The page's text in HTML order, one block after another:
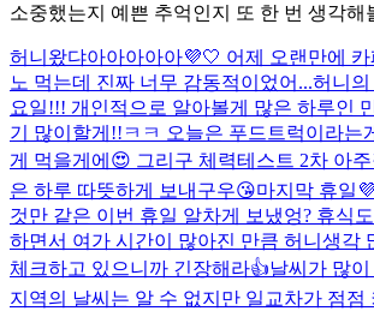
소중했는지 예쁜 추억인지 또 한 번 생각해
허니왔댜아아아아아💜🤍 어제 오랜만에
노 먹는데 진짜 너무 감동적이었어...허니의
요일!!! 개인적으로 알아볼게 많은 하루인
기 많이할게!!ㅋㅋ 오늘은 푸드트럭이라는
게 먹을게에😍 그리구 체력테스트 2차 아
은 하루 따뜻하게 보내구우😘마지막 휴일
것만 같은 이번 휴일 알차게 보냈엉? 휴식
하면서 여가 시간이 많아진 만큼 허니생각
체크하고 있으니까 긴장해라👍날씨가 많
지역의 날씨는 알 수 없지만 일교차가 점점